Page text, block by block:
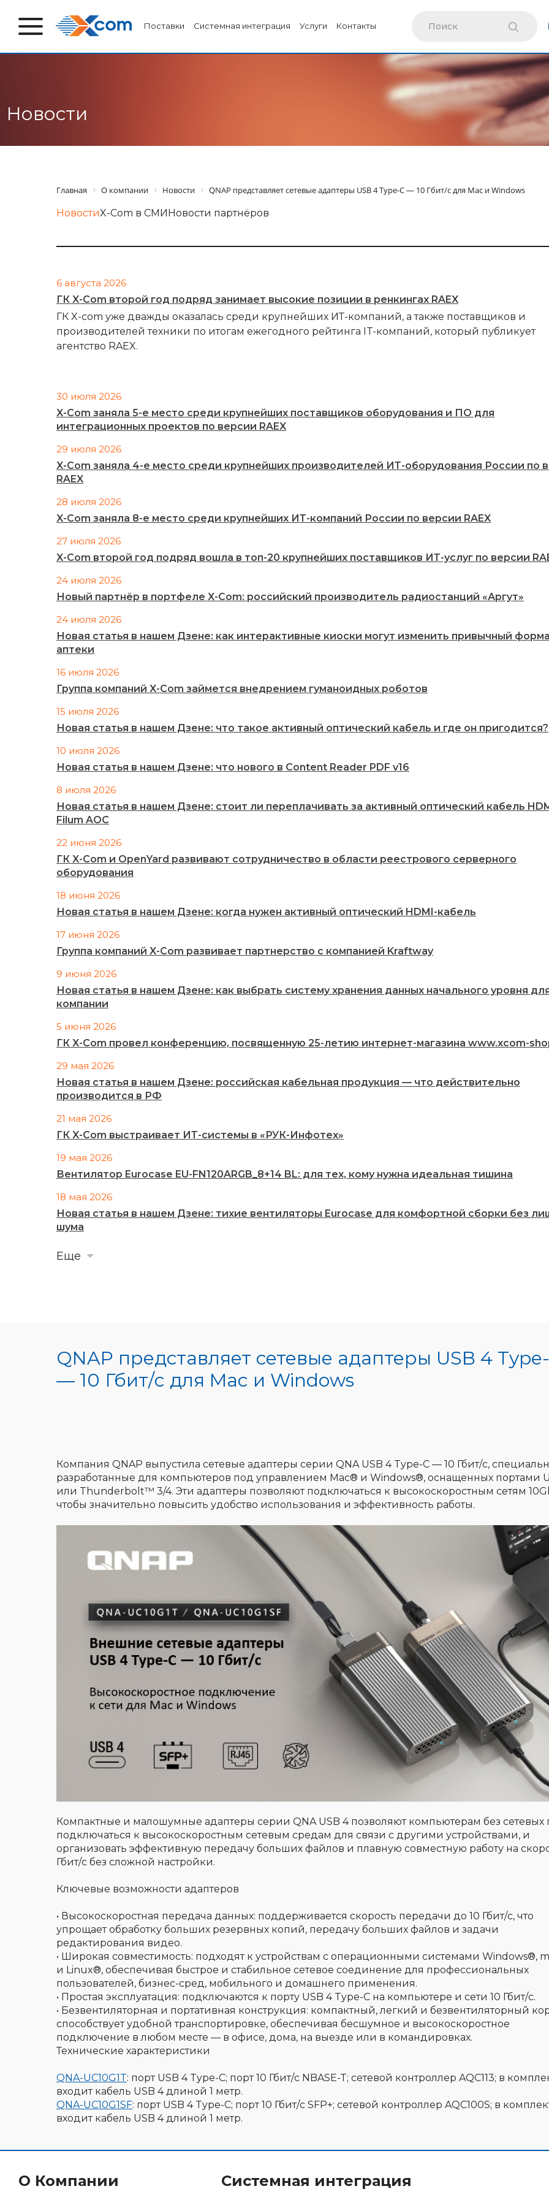
Поставки Системная интеграция Услуги Контакты
Новости
Главная О компании Новости QNAP представляет сетевые адаптеры USB 4 Type-C — 10 Гбит/c для Mac и Windows
НовостиX-Com в СМИ Новости партнёров
6 августа 2026
ГК X-Com второй год подряд занимает высокие позиции в ренкингах RAEX
ГК X-com уже дважды оказалась среди крупнейших ИТ-компаний, а также поставщиков и
производителей техники по итогам ежегодного рейтинга IT-компаний, который публикует
агентство RAEX.
30 июля 2026
X-Com заняла 5-е место среди крупнейших поставщиков оборудования и ПО для
интеграционных проектов по версии RAEX
29 июля 2026
X-Com заняла 4-е место среди крупнейших производителей ИТ-оборудования России по
RAEX
28 июля 2026
X-Com заняла 8-е место среди крупнейших ИТ-компаний России по версии RAEX
27 июля 2026
X-Com второй год подряд вошла в топ-20 крупнейших поставщиков ИТ-услуг по версии
24 июля 2026
Новый партнёр в портфеле X-Com: российский производитель радиостанций «Аргут»
24 июля 2026
Новая статья в нашем Дзене: как интерактивные киоски могут изменить привычный
аптеки
16 июля 2026
Группа компаний X-Com займется внедрением гуманоидных роботов
15 июля 2026
Новая статья в нашем Дзене: что такое активный оптический кабель и где он пригодится?
10 июля 2026
Новая статья в нашем Дзене: что нового в Content Reader PDF v16
8 июля 2026
Новая статья в нашем Дзене: стоит ли переплачивать за активный оптический кабель
Filum AOC
22 июня 2026
ГК X-Com и OpenYard развивают сотрудничество в области реестрового серверного
оборудования
18 июня 2026
Новая статья в нашем Дзене: когда нужен активный оптический HDMI-кабель
17 июня 2026
Группа компаний X-Com развивает партнерство с компанией Kraftway
9 июня 2026
Новая статья в нашем Дзене: как выбрать систему хранения данных начального уровня
компании
5 июня 2026
ГК X-Com провел конференцию, посвященную 25-летию интернет-магазина www.xcom-
29 мая 2026
Новая статья в нашем Дзене: российская кабельная продукция — что действительно
производится в РФ
21 мая 2026
ГК X-Com выстраивает ИТ-системы в «РУК-Инфотех»
19 мая 2026
Вентилятор Eurocase EU-FN120ARGB_8+14 BL: для тех, кому нужна идеальная тишина
18 мая 2026
Новая статья в нашем Дзене: тихие вентиляторы Eurocase для комфортной сборки без
шума
Еще
QNAP представляет сетевые адаптеры USB 4
— 10 Гбит/c для Mac и Windows
Компания QNAP выпустила сетевые адаптеры серии QNA USB 4 Type-C — 10 Гбит/c,
разработанные для компьютеров под управлением Mac® и Windows®, оснащенных портами
или Thunderbolt™ 3/4. Эти адаптеры позволяют подключаться к высокоскоростным сетям
чтобы значительно повысить удобство использования и эффективность работы.
Компактные и малошумные адаптеры серии QNA USB 4 позволяют компьютерам без сетевых
подключаться к высокоскоростным сетевым средам для связи с другими устройствами, и
организовать эффективную передачу больших файлов и плавную совместную работу на
Гбит/c без сложной настройки.
Ключевые возможности адаптеров
• Высокоскоростная передача данных: поддерживается скорость передачи до 10 Гбит/с, что
упрощает обработку больших резервных копий, передачу больших файлов и задачи
редактирования видео.
• Широкая совместимость: подходят к устройствам с операционными системами Windows®,
и Linux®, обеспечивая быстрое и стабильное сетевое соединение для профессиональных
пользователей, бизнес-сред, мобильного и домашнего применения.
• Простая эксплуатация: подключаются к порту USB 4 Type-C на компьютере и сети 10 Гбит/c.
• Безвентиляторная и портативная конструкция: компактный, легкий и безвентиляторный
способствует удобной транспортировке, обеспечивая бесшумное и высокоскоростное
подключение в любом месте — в офисе, дома, на выезде или в командировках.
Технические характеристики
QNA-UC10G1T: порт USB 4 Type-C; порт 10 Гбит/c NBASE-T; сетевой контроллер AQC113; в
входит кабель USB 4 длиной 1 метр.
QNA-UC10G1SF: порт USB 4 Type-C; порт 10 Гбит/c SFP+; сетевой контроллер AQC100S; в
входит кабель USB 4 длиной 1 метр.
О Компании Системная интеграция